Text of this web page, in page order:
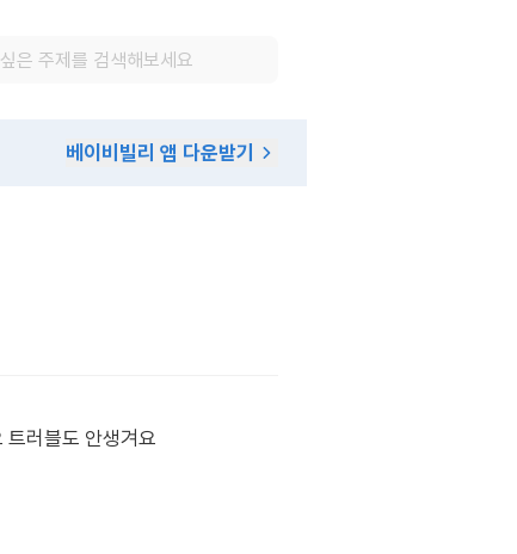
베이비빌리 앱 다운받기
트러블도 안생겨요